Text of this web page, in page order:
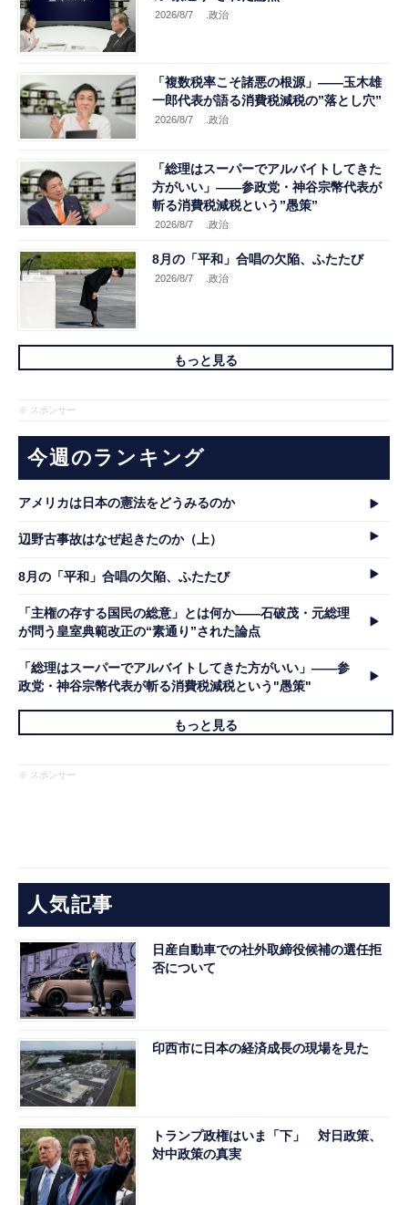
2026/8/7 .政治
「複数税率こそ諸悪の根源」――玉木雄
一郎代表が語る消費税減税の”落とし穴”
2026/8/7 .政治
「総理はスーパーでアルバイトしてきた
方がいい」――参政党・神谷宗幣代表が
斬る消費税減税という”愚策”
2026/8/7 .政治
8月の「平和」合唱の欠陥、ふたたび
2026/8/7 .政治
もっと見る
※ スポンサー
今週のランキング
アメリカは日本の憲法をどうみるのか
辺野古事故はなぜ起きたのか（上）
8月の「平和」合唱の欠陥、ふたたび
「主権の存する国民の総意」とは何か――石破茂・元総理
が問う皇室典範改正の“素通り”された論点
「総理はスーパーでアルバイトしてきた方がいい」――参
政党・神谷宗幣代表が斬る消費税減税という"愚策"
もっと見る
※ スポンサー
人気記事
日産自動車での社外取締役候補の選任拒
否について
印西市に日本の経済成長の現場を見た
トランプ政権はいま「下」 対日政策、
対中政策の真実